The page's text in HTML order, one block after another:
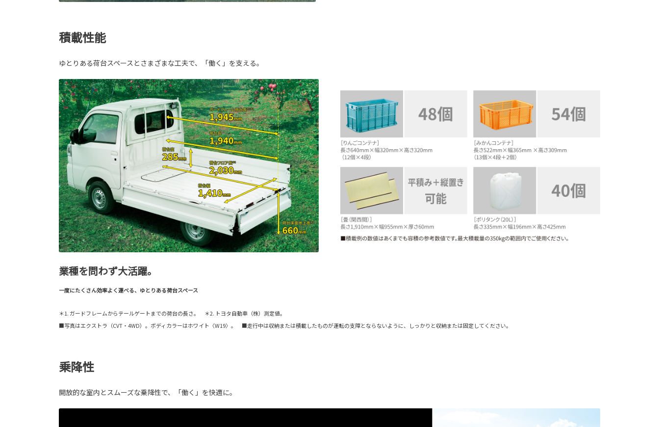
積載性能
ゆとりある荷台スペースとさまざまな工夫で、「働く」を支える。
業種を問わず大活躍。
一度にたくさん効率よく運べる、ゆとりある荷台スペース
＊1. ガードフレームからテールゲートまでの荷台の長さ。 ＊2. トヨタ自動車（株）測定値。
■写真はエクストラ（CVT・4WD）。ボディカラーはホワイト〈W19〉。 ■走行中は収納または積載したものが運転の支障とならないように、しっかりと収納または固定してください。
乗降性
開放的な室内とスムーズな乗降性で、「働く」を快適に。